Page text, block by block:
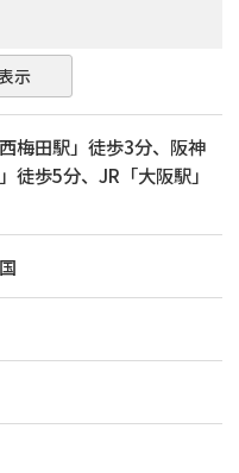
示
梅田駅」徒歩3分、阪神
徒歩5分、JR「大阪駅」